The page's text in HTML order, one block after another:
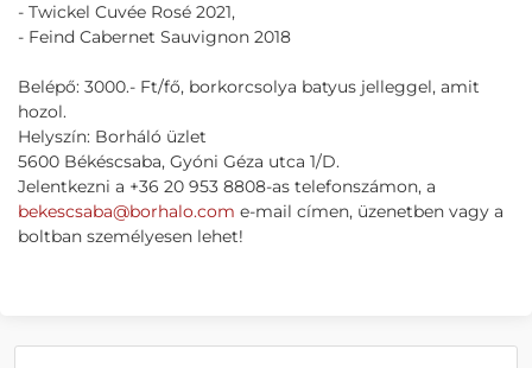
- Twickel Cuvée Rosé 2021,
- Feind Cabernet Sauvignon 2018
Belépő: 3000.- Ft/fő, borkorcsolya batyus jelleggel, amit
hozol.
Helyszín: Borháló üzlet
5600 Békéscsaba, Gyóni Géza utca 1/D.
Jelentkezni a +36 20 953 8808-as telefonszámon, a
bekescsaba@borhalo.com e-mail címen, üzenetben vagy a
boltban személyesen lehet!